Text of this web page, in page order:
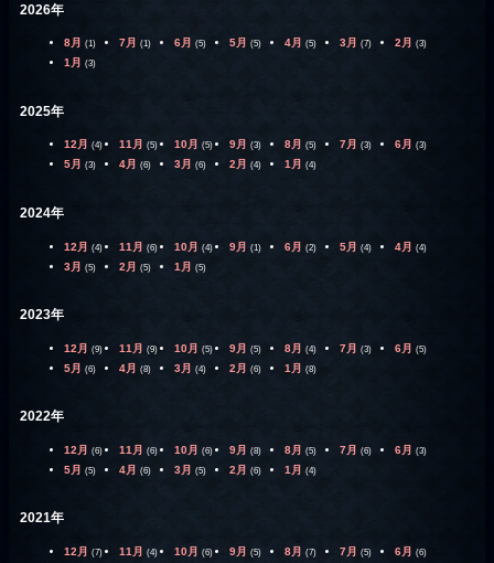
2026年
8月 (1) 7月 (1) 6月 (5) 5月 (5) 4月 (5) 3月 (7) 2月 (3)
1月 (3)
2025年
12月 (4) 11月 (5) 10月 (5) 9月 (3) 8月 (5) 7月 (3) 6月 (3)
5月 (3) 4月 (6) 3月 (6) 2月 (4) 1月 (4)
2024年
12月 (4) 11月 (6) 10月 (4) 9月 (1) 6月 (2) 5月 (4) 4月 (4)
3月 (5) 2月 (5) 1月 (5)
2023年
12月 (9) 11月 (9) 10月 (5) 9月 (5) 8月 (4) 7月 (3) 6月 (5)
5月 (6) 4月 (8) 3月 (4) 2月 (6) 1月 (8)
2022年
12月 (6) 11月 (6) 10月 (6) 9月 (8) 8月 (5) 7月 (6) 6月 (3)
5月 (5) 4月 (6) 3月 (5) 2月 (6) 1月 (4)
2021年
12月 (7) 11月 (4) 10月 (6) 9月 (5) 8月 (7) 7月 (5) 6月 (6)